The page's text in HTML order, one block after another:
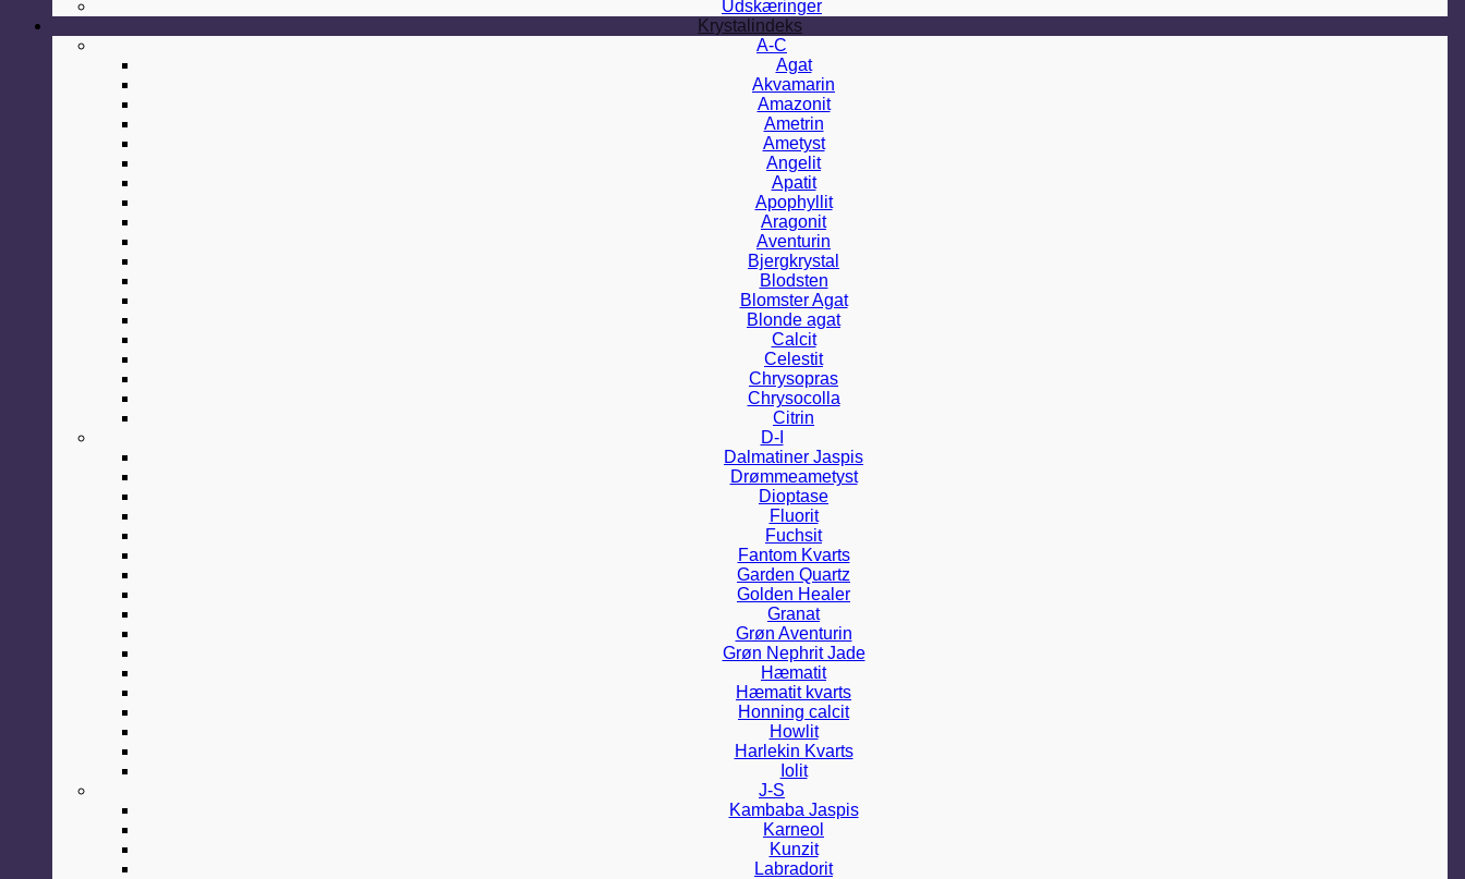
Udskæringer
Krystalindeks
A-C
Agat
Akvamarin
Amazonit
Ametrin
Ametyst
Angelit
Apatit
Apophyllit
Aragonit
Aventurin
Bjergkrystal
Blodsten
Blomster Agat
Blonde agat
Calcit
Celestit
Chrysopras
Chrysocolla
Citrin
D-I
Dalmatiner Jaspis
Drømmeametyst
Dioptase
Fluorit
Fuchsit
Fantom Kvarts
Garden Quartz
Golden Healer
Granat
Grøn Aventurin
Grøn Nephrit Jade
Hæmatit
Hæmatit kvarts
Honning calcit
Howlit
Harlekin Kvarts
Iolit
J-S
Kambaba Jaspis
Karneol
Kunzit
Labradorit